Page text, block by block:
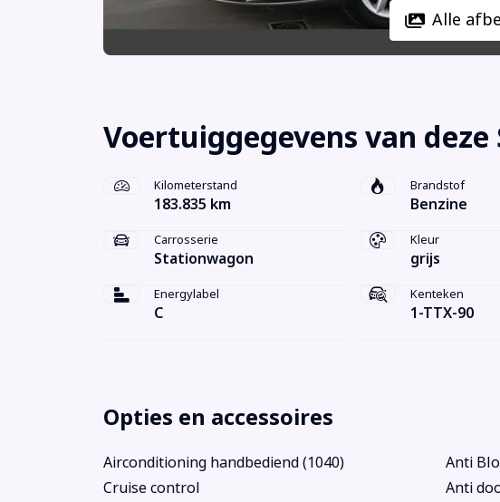
Alle
Voertuiggegevens van deze
Kilometerstand
183.835 km
Brandstof
Benzine
Carrosserie
Stationwagon
Kleur
grijs
Energylabel
C
Kenteken
1-TTX-90
Opties en accessoires
Airconditioning handbediend (1040)
Cruise control
Anti
Anti